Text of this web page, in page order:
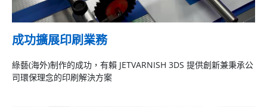
成功擴展印刷業務
綠藝(海外)制作的成功，有賴 JETVARNISH 3DS 提供創新兼秉承公
司環保理念的印刷解決方案